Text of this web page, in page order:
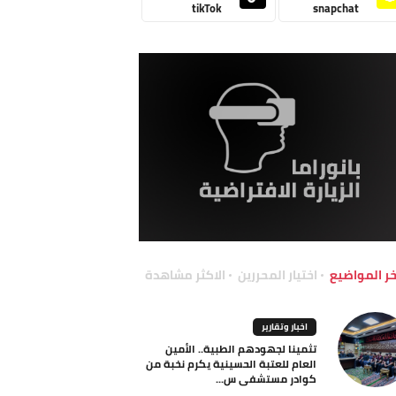
snapchat
tikTok
المواضيع اختيار المحررين الاكثر مشاهدة
اخبار وتقارير
تثمينا لجهودهم الطبية.. الأمين
العام للعتبة الحسينية يكرم نخبة من
كوادر مستشفى س...